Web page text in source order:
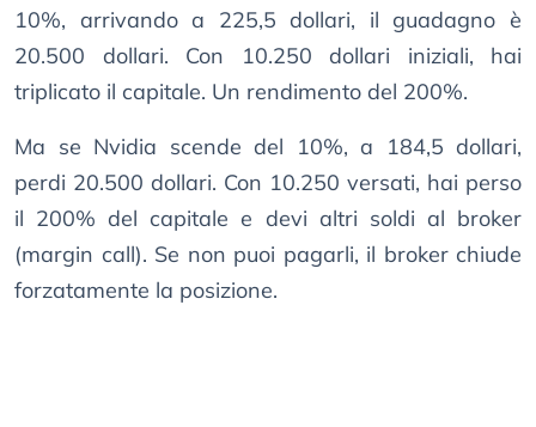
10%, arrivando a 225,5 dollari, il guadagno è
20.500 dollari. Con 10.250 dollari iniziali, hai
triplicato il capitale. Un rendimento del 200%.
Ma se Nvidia scende del 10%, a 184,5 dollari,
perdi 20.500 dollari. Con 10.250 versati, hai perso
il 200% del capitale e devi altri soldi al broker
(margin call). Se non puoi pagarli, il broker chiude
forzatamente la posizione.